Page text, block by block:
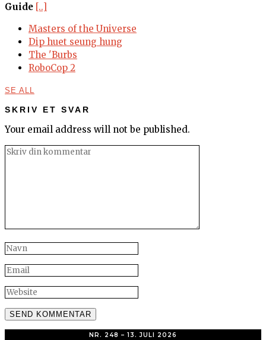
Guide [..]
Masters of the Universe
Dip huet seung hung
The 'Burbs
RoboCop 2
SE ALL
SKRIV ET SVAR
Your email address will not be published.
NR. 248 – 13. JULI 2026